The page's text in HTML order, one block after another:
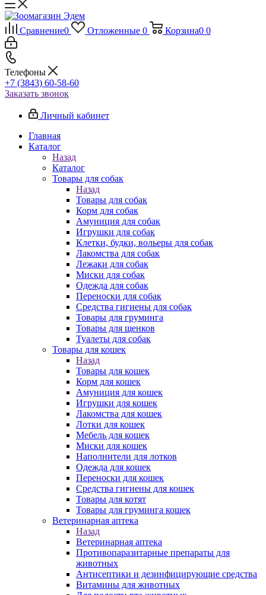
Сравнение0 Отложенные 0 Корзина0 0
Телефоны
+7 (3843) 60-58-60
Заказать звонок
Личный кабинет
Главная
Каталог
Назад
Каталог
Товары для собак
Назад
Товары для собак
Корм для собак
Амуниция для собак
Игрушки для собак
Клетки, будки, вольеры для собак
Лакомства для собак
Лежаки для собак
Миски для собак
Одежда для собак
Переноски для собак
Средства гигиены для собак
Товары для груминга
Товары для щенков
Туалеты для собак
Товары для кошек
Назад
Товары для кошек
Корм для кошек
Амуниция для кошек
Игрушки для кошек
Лакомства для кошек
Лотки для кошек
Мебель для кошек
Миски для кошек
Наполнители для лотков
Одежда для кошек
Переноски для кошек
Средства гигиены для кошек
Товары для котят
Товары для груминга кошек
Ветеринарная аптека
Назад
Ветеринарная аптека
Противопаразитарные препараты для
животных
Антисептики и дезинфицирующие средства
Витамины для животных